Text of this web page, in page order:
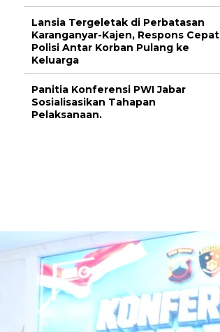
Lansia Tergeletak di Perbatasan
Karanganyar-Kajen, Respons Cepat
Polisi Antar Korban Pulang ke
Keluarga
Panitia Konferensi PWI Jabar
Sosialisasikan Tahapan
Pelaksanaan.